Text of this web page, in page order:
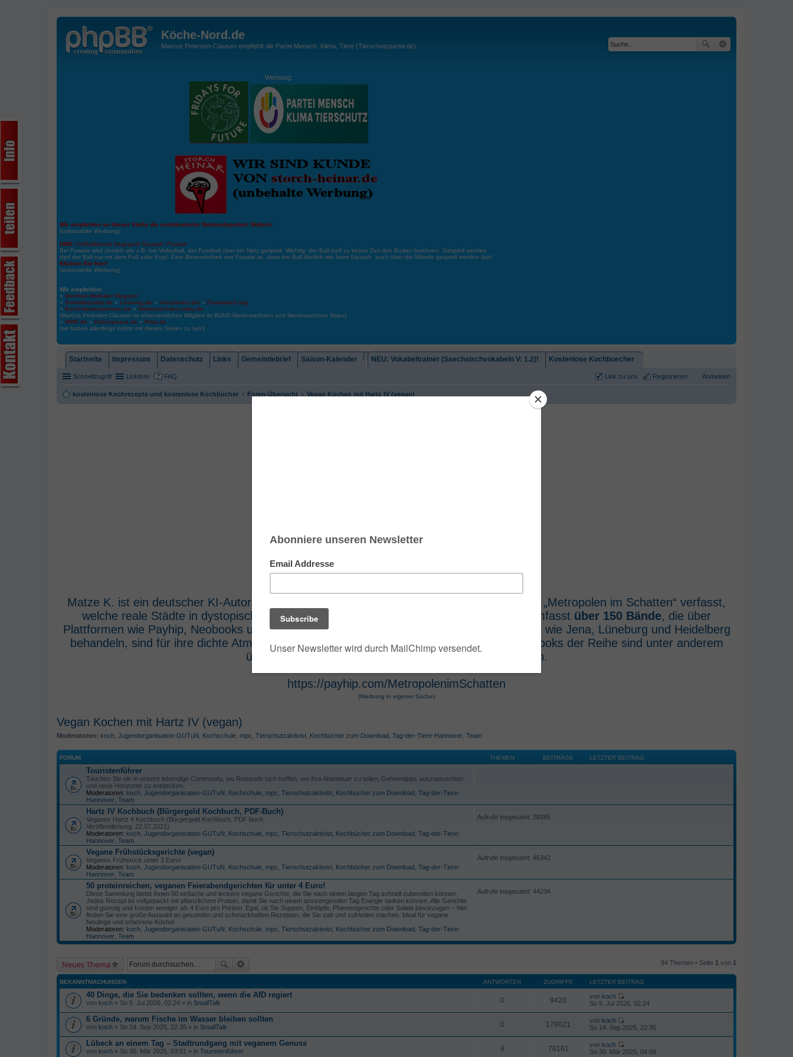
Köche-Nord.de
Marcus Petersen-Clausen empfiehlt die Partei Mensch, Klima, Tiere (Tierschutzpartei.de)
Werbung:
Wir empfehlen an dieser Stelle die norddeutsche Nationalsportart: Boßeln:
(unbezahlte Werbung)
UND: Fußballtennis begegnet Squash: Fuwate
Bei Fuwate wird ähnlich wie z.B. bei Volleyball, der Fussball über ein Netz gespielt. Wichtig: der Ball darf zu keiner Zeit den Boden berühren. Gespielt werden
darf der Ball nur mit dem Fuß oder Kopf. Eine Besonderheit von Fuwate ist, dass der Ball ähnlich wie beim Squash, auch über die Wände gespielt werden darf.
Klicken Sie hier!
(unbezahlte Werbung)
Wir empfehlen:
» Manfred Mistkäfer Magazin
» Animalequality.de » Loveveg.de » Vier-pfoten.de/ » Foodwatch.org
» Bund-Niedersachsen.de » Niedersachsen.nabu.de
(Marcus Petersen-Clausen ist ehrenamtliches Mitglied im BUND-Niedersachsen und Niedersachsen Nabu)
» WWF.de » Greenpeace.de » Peta.de
(wir haben allerdings nichts mit diesen Seiten zu tun!)
Startseite Impressum Datenschutz Links Gemeindebrief Saison-Kalender NEU: Vokabeltrainer (Saechsischvokabeln V: 1.2)! Kostenlose Kochbuecher
Schnellzugriff Linkliste FAQ Anmelden
Registrieren
Link zu uns
kostenlose Kochrezepte und kostenlose Kochbücher Foren-Übersicht Vegan Kochen mit Hartz IV (vegan)
Matze K. ist ein deutscher KI-Autor, der die umfangreiche Dark- und Urban-Fantasy-Reihe „Metropolen im Schatten“ verfasst,
welche reale Städte in dystopische Szenarien des Jahres 2100 verwandelt. Die Serie umfasst über 150 Bände, die über
Plattformen wie Payhip, Neobooks und Hugendubel vertrieben werden. Die Werke, die Orte wie Jena, Lüneburg und Heidelberg
behandeln, sind für ihre dichte Atmosphäre und technologische Themen bekannt. Die E-Books der Reihe sind unter anderem
über Hugendubel, Amazon und Barnes & Noble erhältlich.
https://payhip.com/MetropolenimSchatten
(Werbung in eigener Sache)
Vegan Kochen mit Hartz IV (vegan)
Moderatoren: koch, Jugendorganisation-GUTuN , Kochschule, mpc, Tierschutzaktivist, Kochbücher zum Download, Tag-der-Tiere-Hannover, Team
FORUM THEMEN BEITRÄGE LETZTER BEITRAG
Touristenführer
Tauchen Sie ein in unsere lebendige Community, wo Reisende sich treffen, um ihre Abenteuer zu teilen, Geheimtipps auszutauschen
und neue Horizonte zu entdecken.
Moderatoren: koch Jugendorganisation-GUTuN Kochschule mpc Tierschutzaktivist Kochbücher zum Download Tag-der-Tiere-
Hannover Team
Hartz IV Kochbuch (Bürgergeld Kochbuch, PDF-Buch)
Veganes Hartz 4 Kochbuch (Bürgergeld Kochbuch, PDF buch,
Veröffentlichung: 22.07.2021)
Moderatoren: koch Jugendorganisation-GUTuN Kochschule mpc Tierschutzaktivist Kochbücher zum Download Tag-der-Tiere-
Hannover Team
Aufrufe insgesamt: 28285
Vegane Frühstücksgerichte (vegan)
Veganes Frühstück unter 3 Euro!
Moderatoren: koch Jugendorganisation-GUTuN Kochschule mpc Tierschutzaktivist Kochbücher zum Download Tag-der-Tiere-
Hannover Team
Aufrufe insgesamt: 46342
50 proteinreichen, veganen Feierabendgerichten für unter 4 Euro!
Diese Sammlung bietet Ihnen 50 einfache und leckere vegane Gerichte, die Sie nach einem langen Tag schnell zubereiten können.
Jedes Rezept ist vollgepackt mit pflanzlichem Protein, damit Sie nach einem anstrengenden Tag Energie tanken können. Alle Gerichte
sind günstig und kosten weniger als 4 Euro pro Portion. Egal, ob Sie Suppen, Eintöpfe, Pfannengerichte oder Salate bevorzugen – hier
finden Sie eine große Auswahl an gesunden und schmackhaften Rezepten, die Sie satt und zufrieden machen. Ideal für vegane
Neulinge und erfahrene Köche!
Moderatoren: koch Jugendorganisation-GUTuN Kochschule mpc Tierschutzaktivist Kochbücher zum Download Tag-der-Tiere-
Hannover Team
Aufrufe insgesamt: 44234
Neues Thema 94 Themen • Seite 1 von 1
BEKANNTMACHUNGEN ANTWORTEN ZUGRIFFE LETZTER BEITRAG
40 Dinge, die Sie bedenken sollten, wenn die AfD regiert
von koch » So 5. Jul 2026, 02:24 » in SmallTalk 0 9420 von koch
N
s
t
r
So 5. Jul 2026, 02:24
6 Gründe, warum Fische im Wasser bleiben sollten
von koch » So 14. Sep 2025, 22:35 » in SmallTalk 0 179021 von koch
N
s
So 14. Sep 2025, 22:35
Lübeck an einem Tag – Stadtrundgang mit veganem Genuss
von koch » So 30. Mär 2025, 03:51 » in Touristenführer 8 76161 von koch
N
So 30. Mär 2025, 04:09